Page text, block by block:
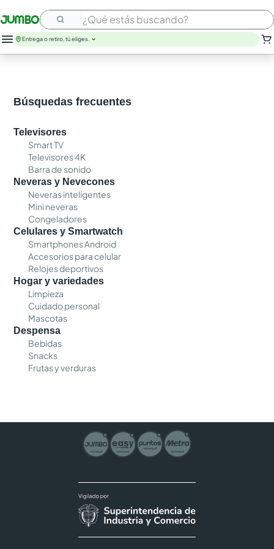
¿Qué estás buscando?
Entrega o retiro, tú eliges.
Búsquedas frecuentes
Televisores
Smart TV
Televisores 4K
Barra de sonido
Neveras y Nevecones
Neveras inteligentes
Mini neveras
Congeladores
Celulares y Smartwatch
Smartphones Android
Accesorios para celular
Relojes deportivos
Hogar y variedades
Limpieza
Cuidado personal
Mascotas
Despensa
Bebidas
Snacks
Frutas y verduras